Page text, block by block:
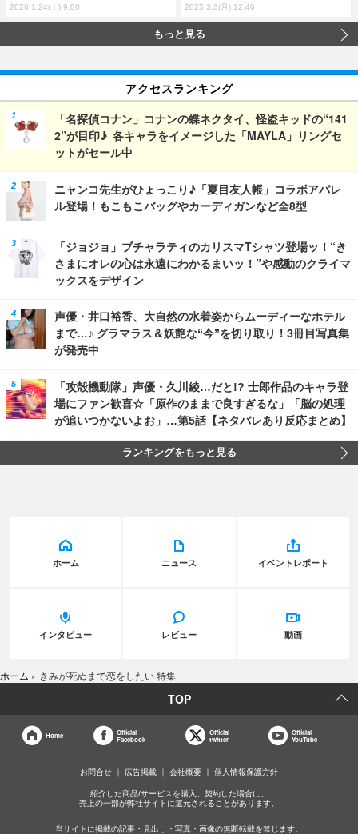
2026.1.24(土) 9:00 2025.3.3(月) 12:46
もっと見る
アクセスランキング
「名探偵コナン」コナンの蝶ネクタイ、怪盗キッドの“141
2”が目印♪ 各キャラをイメージした「MAYLA」リングセ
ットがセール中
ニャンコ先生がひょっこり♪「夏目友人帳」コラボアパレ
ル登場！もこもこバッグやカーディガンなど全8型
「ジョジョ」ブチャラティのカリスマTシャツ登場ッ！“き
さまにオレの心は永遠にわかるまいッ！”や感動のクライマ
ックスをデザイン
声優・井口裕香、大自然の水着姿からムーディーなホテル
まで…♪ グラマラス＆妖艶な“今”を切り取り！3冊目写真集
が発売中
「攻殻機動隊」声優・久川綾…だと!? 士郎作品のキャラ登
場にファン歓喜☆「原作のままで良すぎるな」「脳の処理
が追いつかないよお」…第5話【ネタバレあり反応まとめ】
ランキングをもっと見る
ホーム ニュース イベントレポート
インタビュー レビュー 動画
ホーム › きみが死ぬまで恋をしたい 特集
TOP
Home
Official
Facebook
Official
twitter
Official
YouTube
お問合せ 広告掲載 会社概要 個人情報保護方針
紹介した商品/サービスを購入、契約した場合に、
売上の一部が弊社サイトに還元されることがあります。
当サイトに掲載の記事・見出し・写真・画像の無断転載を禁じます。